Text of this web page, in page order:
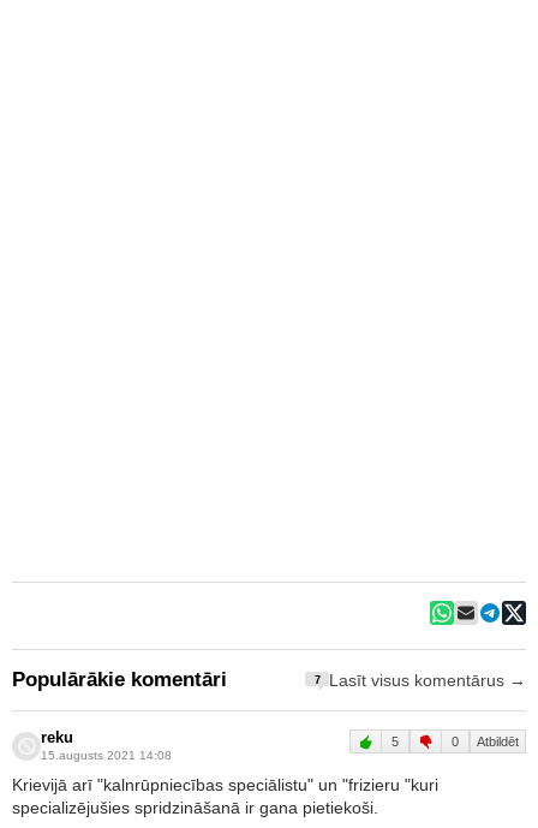
Populārākie komentāri 7 Lasīt visus komentārus →
reku
15.augusts 2021 14:08
5 0 Atbildēt
Krievijā arī "kalnrūpniecības speciālistu" un "frizieru "kuri
specializējušies spridzināšanā ir gana pietiekoši.